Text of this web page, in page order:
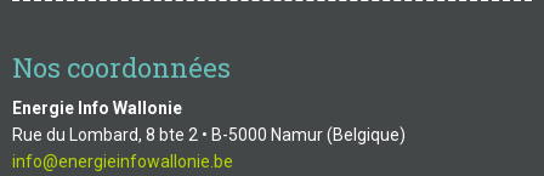
Nos coordonnées
Energie Info Wallonie
Rue du Lombard, 8 bte 2 • B-5000 Namur (Belgique)
info@energieinfowallonie.be